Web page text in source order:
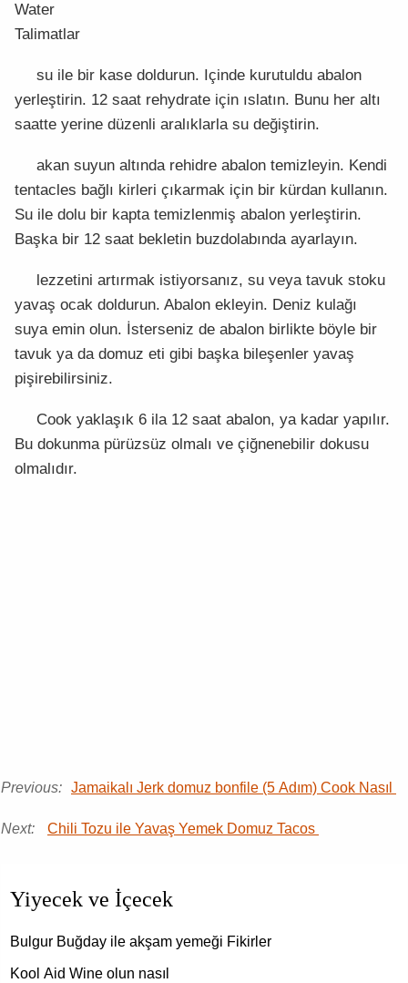
Water
Talimatlar
su ile bir kase doldurun. Içinde kurutuldu abalon
yerleştirin. 12 saat rehydrate için ıslatın. Bunu her altı
saatte yerine düzenli aralıklarla su değiştirin.
akan suyun altında rehidre abalon temizleyin. Kendi
tentacles bağlı kirleri çıkarmak için bir kürdan kullanın.
Su ile dolu bir kapta temizlenmiş abalon yerleştirin.
Başka bir 12 saat bekletin buzdolabında ayarlayın.
lezzetini artırmak istiyorsanız, su veya tavuk stoku
yavaş ocak doldurun. Abalon ekleyin. Deniz kulağı
suya emin olun. İsterseniz de abalon birlikte böyle bir
tavuk ya da domuz eti gibi başka bileşenler yavaş
pişirebilirsiniz.
Cook yaklaşık 6 ila 12 saat abalon, ya kadar yapılır.
Bu dokunma pürüzsüz olmalı ve çiğnenebilir dokusu
olmalıdır.
Previous: Jamaikalı Jerk domuz bonfile (5 Adım) Cook Nasıl
Next: Chili Tozu ile Yavaş Yemek Domuz Tacos
Yiyecek ve İçecek
Bulgur Buğday ile akşam yemeği Fikirler
Kool Aid Wine olun nasıl